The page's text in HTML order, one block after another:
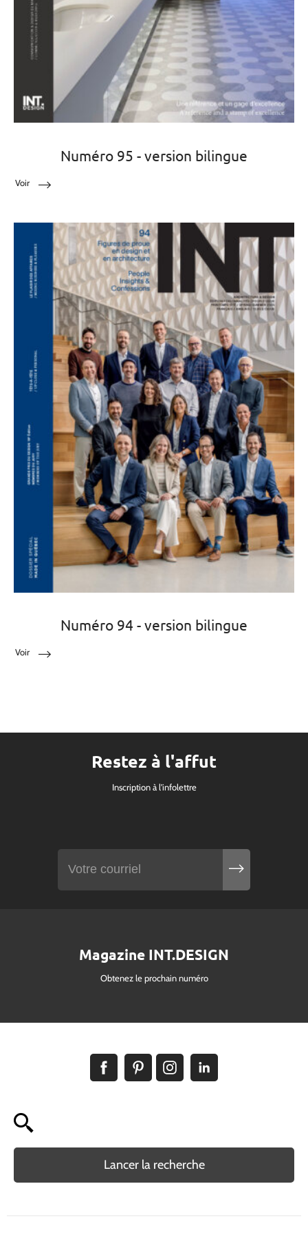
Numéro 95 - version bilingue
Voir
Numéro 94 - version bilingue
Voir
Restez à l'affut
Inscription à l'infolettre
Magazine INT.DESIGN
Obtenez le prochain numéro
Lancer la recherche